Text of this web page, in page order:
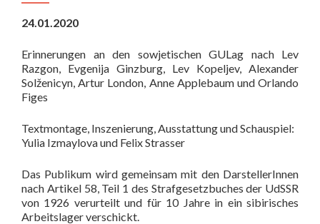
24.01.2020
Erinnerungen an den sowjetischen GULag nach Lev
Razgon, Evgenija Ginzburg, Lev Kopeljev, Alexander
Solženicyn, Artur London, Anne Applebaum und Orlando
Figes
Textmontage, Inszenierung, Ausstattung und Schauspiel:
Yulia Izmaylova und Felix Strasser
Das Publikum wird gemeinsam mit den DarstellerInnen
nach Artikel 58, Teil 1 des Strafgesetzbuches der UdSSR
von 1926 verurteilt und für 10 Jahre in ein sibirisches
Arbeitslager verschickt.